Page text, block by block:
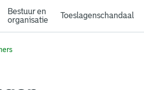
Bestuur en
organisatie
Toeslagenschandaal